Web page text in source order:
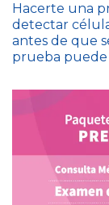
Hacerte una
detectar
antes de que
prueba puede